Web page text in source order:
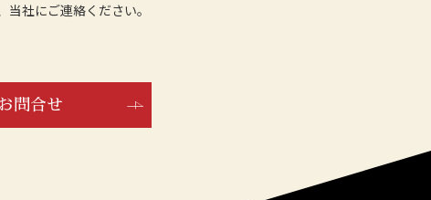
社にご連絡ください。
問合せ